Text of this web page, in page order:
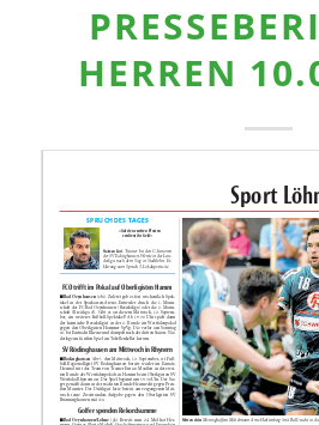
HERREN